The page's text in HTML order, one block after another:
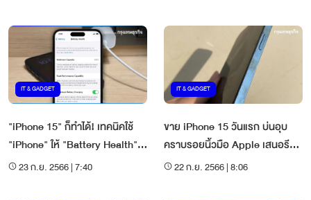
IT & GADGET
"iPhone 15" ก็ทำได้! เทคนิคใช้
"iPhone" ให้ "Battery Health"
ยังเกือบเต็ม 100%
23 ก.ย. 2566 | 7:40
IT & GADGET
ขาย iPhone 15 วันแรก บ่นอุบ
คราบรอยนิ้วมือ Apple เสนอรีวิว
ผ้าเช็ดรอย 790 บาท
22 ก.ย. 2566 | 8:06